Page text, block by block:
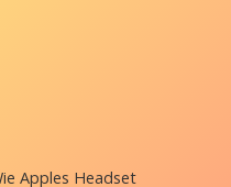
Apples Headset